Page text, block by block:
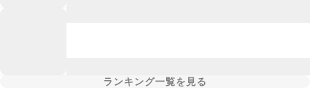
ランキング一覧を見る